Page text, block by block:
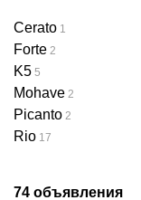
Cerato 1
Forte 2
K5 5
Mohave 2
Picanto 2
Rio 17
74 объявления